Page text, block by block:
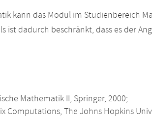
kann das Modul im Studienbereich
ist dadurch beschränkt, dass es der
Mathematik II, Springer, 2000;
Computations, The Johns Hopkins